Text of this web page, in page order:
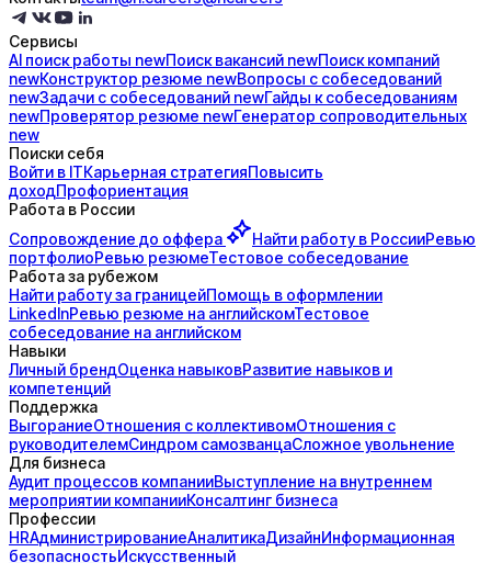
Сервисы
AI поискработы newПоисквакансий newПоисккомпаний
newКонструктор резюме newВопросы с собеседований
newЗадачи с собеседований newГайды ксобеседованиям
newПроверятор резюме newГенератор сопроводительных
new
Поиски себя
Войти в ITКарьерная стратегияПовысить
доходПрофориентация
Работа в России
Сопровождение до оффера Найти работу в РоссииРевью
портфолиоРевью резюмеТестовое собеседование
Работа за рубежом
Найти работу за границейПомощь в оформлении
LinkedInРевью резюме на английскомТестовое
собеседование на английском
Навыки
Личный брендОценка навыковРазвитие навыков и
компетенций
Поддержка
ВыгораниеОтношения с коллективомОтношения с
руководителемСиндром самозванцаСложное увольнение
Для бизнеса
Аудит процессов компанииВыступление на внутреннем
мероприятии компанииКонсалтинг бизнеса
Профессии
HRАдминистрированиеАналитикаДизайнИнформационная
безопасностьИскусственный